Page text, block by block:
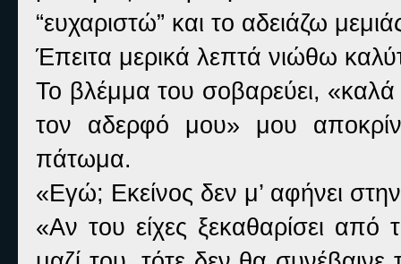
“ευχαριστώ” και το αδειάζω
Έπειτα μερικά λεπτά νιώθω
Το βλέμμα του σοβαρεύει, «καλά
τον αδερφό μου» μου
πάτωμα.
«Εγώ; Εκείνος δεν μ’ αφήνει
«Αν του είχες ξεκαθαρίσει από